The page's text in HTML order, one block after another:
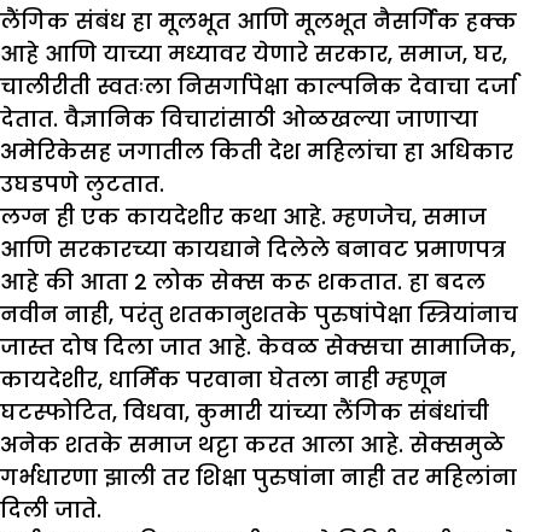
लैंगिक संबंध हा मूलभूत आणि मूलभूत नैसर्गिक हक्क
आहे आणि याच्या मध्यावर येणारे सरकार, समाज, घर,
चालीरीती स्वतःला निसर्गापेक्षा काल्पनिक देवाचा दर्जा
देतात. वैज्ञानिक विचारांसाठी ओळखल्या जाणाऱ्या
अमेरिकेसह जगातील किती देश महिलांचा हा अधिकार
उघडपणे लुटतात.
लग्न ही एक कायदेशीर कथा आहे. म्हणजेच, समाज
आणि सरकारच्या कायद्याने दिलेले बनावट प्रमाणपत्र
आहे की आता 2 लोक सेक्स करू शकतात. हा बदल
नवीन नाही, परंतु शतकानुशतके पुरुषांपेक्षा स्त्रियांनाच
जास्त दोष दिला जात आहे. केवळ सेक्सचा सामाजिक,
कायदेशीर, धार्मिक परवाना घेतला नाही म्हणून
घटस्फोटित, विधवा, कुमारी यांच्या लैंगिक संबंधांची
अनेक शतके समाज थट्टा करत आला आहे. सेक्समुळे
गर्भधारणा झाली तर शिक्षा पुरुषांना नाही तर महिलांना
दिली जाते.